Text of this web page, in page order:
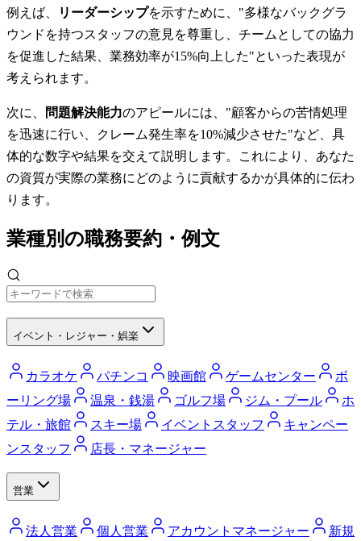
例えば、 リーダーシップを示すために、"多様なバックグラ
ウンドを持つスタッフの意見を尊重し、チームとしての協力
を促進した結果、業務効率が15%向上した"といった表現が
考えられます。
次に、 問題解決能力のアピールには、"顧客からの苦情処理
を迅速に行い、クレーム発生率を10%減少させた"など、具
体的な数字や結果を交えて説明します。これにより、あなた
の資質が実際の業務にどのように貢献するかが具体的に伝わ
ります。
業種別の職務要約・例文
イベント・レジャー・娯楽
カラオケ パチンコ 映画館 ゲームセンター
ボ
ーリング場
温泉・銭湯 ゴルフ場 ジム・プール
ホ
テル・旅館
スキー場 イベントスタッフ
キャンペー
ンスタッフ
店長・マネージャー
営業
法人営業 個人営業 アカウントマネージャー
新規